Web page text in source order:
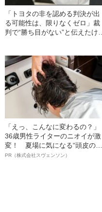
「トヨタの非を認める判決が出
る可能性は、限りなくゼロ」裁
判で“勝ち目がない”と伝えたけれ
の葛藤」
「えっ、こんなに変わるの？」
36歳男性ライターのニオイが激
変！ 夏場に気になる“頭皮のニ
オイ”や“ベタつき”を解消す
PR（株式会社スヴェンソン）